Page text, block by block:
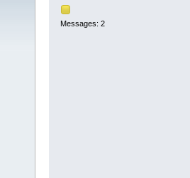
Messages: 2